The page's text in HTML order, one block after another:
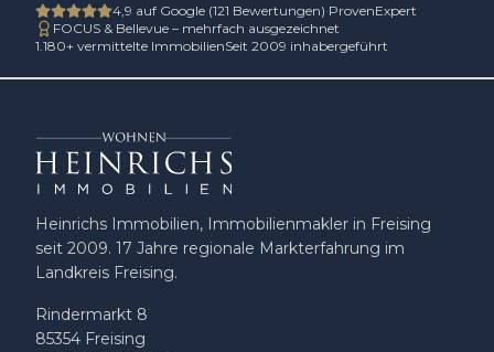
4,9 auf Google (121 Bewertungen)·ProvenExpert
FOCUS & Bellevue – mehrfach ausgezeichnet
1.180+ vermittelte ImmobilienSeit 2009 inhabergeführt
Heinrichs Immobilien, Immobilienmakler in Freising
seit 2009. 17 Jahre regionale Markterfahrung im
Landkreis Freising.
Rindermarkt 8
85354 Freising